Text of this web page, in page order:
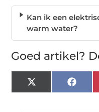
Kan ik een
warm water?
Goed artikel?
X
(Twitter)